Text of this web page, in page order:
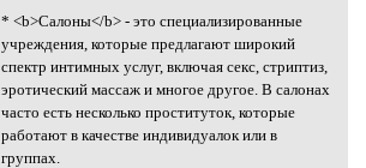
* <b>Салоны</b> - это специализированные
учреждения, которые предлагают широкий
спектр интимных услуг, включая секс, стриптиз,
эротический массаж и многое другое. В салонах
часто есть несколько проституток, которые
работают в качестве индивидуалок или в
группах.